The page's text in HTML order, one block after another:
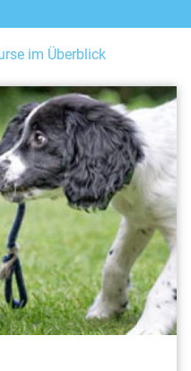
im Überblick